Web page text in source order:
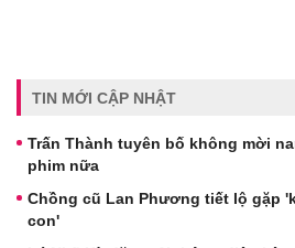
TIN MỚI CẬP NHẬT
Trấn Thành tuyên bố không mời
phim nữa
Chồng cũ Lan Phương tiết lộ gặp
con'